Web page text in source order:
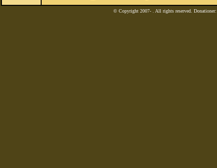
© Copyright 2007- . All rights reserved.